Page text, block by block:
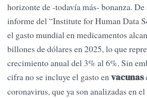
horizonte de -todavía más- bonanza.
informe del “Institute for Human Data
el gasto mundial en medicamentos
billones de dólares en 2025, lo que
crecimiento anual del 3% al 6%. Sin
cifra no se incluye el gasto envacunas
coronavirus, que ya son analizadas en